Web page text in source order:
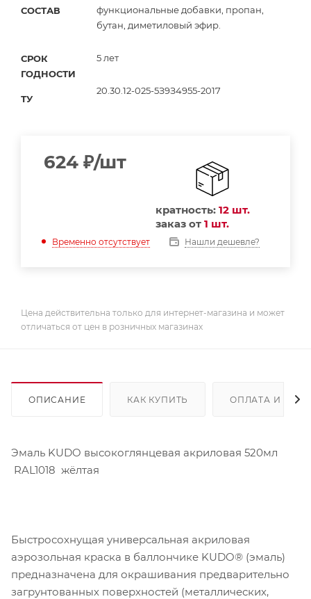
СОСТАВ
функциональные добавки, пропан,
бутан, диметиловый эфир.
СРОК
ГОДНОСТИ
5 лет
ТУ
20.30.12-025-5З9З4955-2017
624 ₽/шт
кратность: 12 шт.
заказ от 1 шт.
Временно отсутствует Нашли дешевле?
Цена действительна только для интернет-магазина и может
отличаться от цен в розничных магазинах
ОПИСАНИЕ КАК КУПИТЬ ОПЛАТА И
Эмаль KUDO высокоглянцевая акриловая 520мл
RAL1018 жёлтая
Быстросохнущая универсальная акриловая
аэрозольная краска в баллончике KUDO® (эмаль)
предназначена для окрашивания предварительно
загрунтованных поверхностей (металлических,